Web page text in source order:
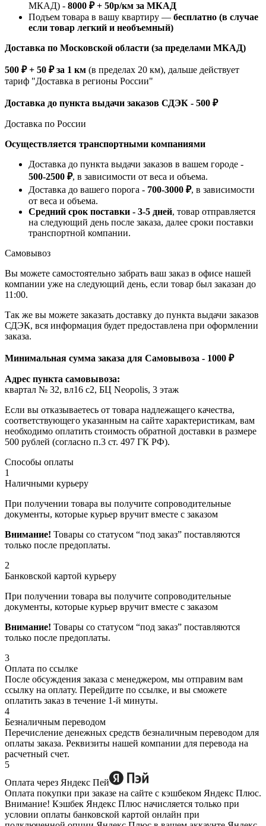
МКАД) - 8000 ₽ + 50р/км за МКАД
Подъем товара в вашу квартиру — бесплатно (в случае
если товар легкий и необъемный)
Доставка по Московской области (за пределами МКАД)
500 ₽ + 50 ₽ за 1 км (в пределах 20 км), дальше действует
тариф "Доставка в регионы России"
Доставка до пункта выдачи заказов СДЭК - 500 ₽
Доставка по России
Осуществляется транспортными компаниями
Доставка до пункта выдачи заказов в вашем городе -
500-2500 ₽, в зависимости от веса и объема.
Доставка до вашего порога - 700-3000 ₽, в зависимости
от веса и объема.
Средний срок поставки - 3-5 дней, товар отправляется
на следующий день после заказа, далее сроки поставки
транспортной компании.
Самовывоз
Вы можете самостоятельно забрать ваш заказ в офисе нашей
компании уже на следующий день, если товар был заказан до
11:00.
Так же вы можете заказать доставку до пункта выдачи заказов
СДЭК, вся информация будет предоставлена при оформлении
заказа.
Минимальная сумма заказа для Самовывоза - 1000 ₽
Адрес пункта самовывоза:
квартал № 32, вл16 с2, БЦ Neopolis, 3 этаж
Если вы отказываетесь от товара надлежащего качества,
соответствующего указанным на сайте характеристикам, вам
необходимо оплатить стоимость обратной доставки в размере
500 рублей (согласно п.3 ст. 497 ГК РФ).
Способы оплаты
1
Наличными курьеру
При получении товара вы получите сопроводительные
документы, которые курьер вручит вместе с заказом
Внимание! Товары со статусом “под заказ” поставляются
только после предоплаты.
2
Банковской картой курьеру
При получении товара вы получите сопроводительные
документы, которые курьер вручит вместе с заказом
Внимание! Товары со статусом “под заказ” поставляются
только после предоплаты.
3
Оплата по ссылке
После обсуждения заказа с менеджером, мы отправим вам
ссылку на оплату. Перейдите по ссылке, и вы сможете
оплатить заказ в течение 1-й минуты.
4
Безналичным переводом
Перечисление денежных средств безналичным переводом для
оплаты заказа. Реквизиты нашей компании для перевода на
расчетный счет.
5
Оплата через Яндекс Пей
Оплата покупки при заказе на сайте с кэшбеком Яндекс Плюс.
Внимание! Кэшбек Яндекс Плюс начисляется только при
условии оплаты банковской картой онлайн при